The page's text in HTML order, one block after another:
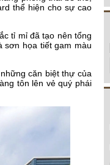
thể hiện cho sự cao
tỉ mỉ đã tạo nên tổng
sơn họa tiết gam màu
căn biệt thự của
tôn lên vẻ quý phái